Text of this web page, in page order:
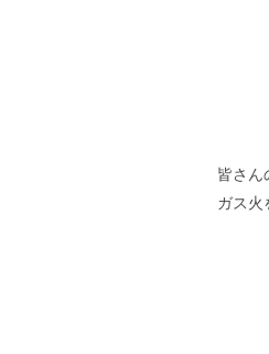
皆さん
ガス火